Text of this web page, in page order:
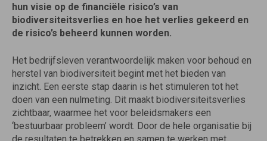
hun visie op de financiële risico’s van
biodiversiteitsverlies en hoe het verlies gekeerd en
de risico’s beheerd kunnen worden.
Het bedrijfsleven verantwoordelijk maken voor behoud en
herstel van biodiversiteit begint met het bieden van
inzicht. Een eerste stap daarin is het stimuleren tot het
doen van een nulmeting. Dit maakt biodiversiteitsverlies
zichtbaar, waarmee het voor beleidsmakers een
‘bestuurbaar probleem’ wordt. Door de hele organisatie bij